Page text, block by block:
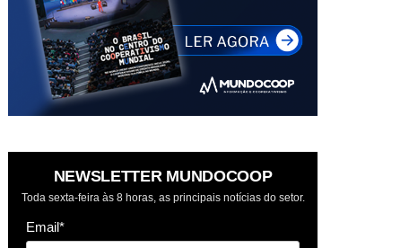
NEWSLETTER MUNDOCOOP
Toda sexta-feira às 8 horas, as principais notícias do setor.
Email*